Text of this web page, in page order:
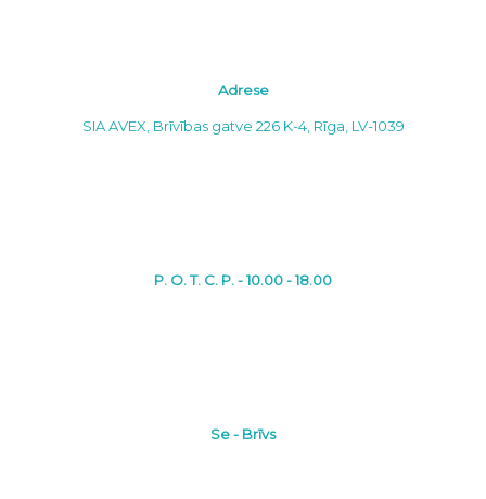
Adrese
SIA AVEX, Brīvības gatve 226 K-4, Rīga, LV-1039
P. O. T. C. P. - 10.00 - 18.00
Se - Brīvs